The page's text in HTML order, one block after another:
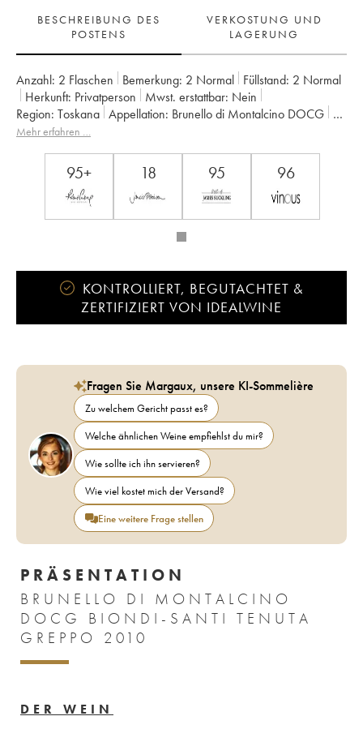
BESCHREIBUNG DES
POSTENS
VERKOSTUNG UND
LAGERUNG
Anzahl: 2 Flaschen Bemerkung: 2 Normal Füllstand: 2 Normal
Herkunft:
privatperson Mwst. erstattbar:
nein
Region: Toskana Appellation:
Brunello di Montalcino DOCG
Eigentümer:
Biondi-Santi Tenuta Greppo
Mehr erfahren …
95+ 18 95 96
KONTROLLIERT, BEGUTACHTET &
ZERTIFIZIERT VON IDEALWINE
Fragen Sie Margaux, unsere KI-Sommelière
Zu welchem Gericht passt es?
Welche ähnlichen Weine empfiehlst du mir?
Wie sollte ich ihn servieren?
Wie viel kostet mich der Versand?
Eine weitere Frage stellen
PRÄSENTATION
BRUNELLO DI MONTALCINO
DOCG BIONDI-SANTI TENUTA
GREPPO 2010
DER WEIN